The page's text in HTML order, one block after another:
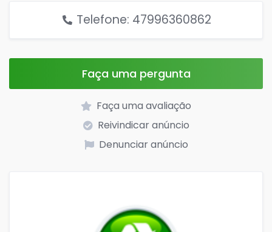
Telefone: 47996360862
Faça uma pergunta
Faça uma avaliação
Reivindicar anúncio
Denunciar anúncio